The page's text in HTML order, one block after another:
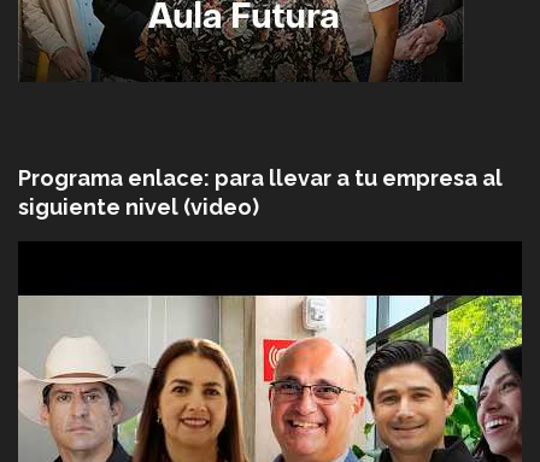
Programa enlace: para llevar a tu empresa al
siguiente nivel (video)